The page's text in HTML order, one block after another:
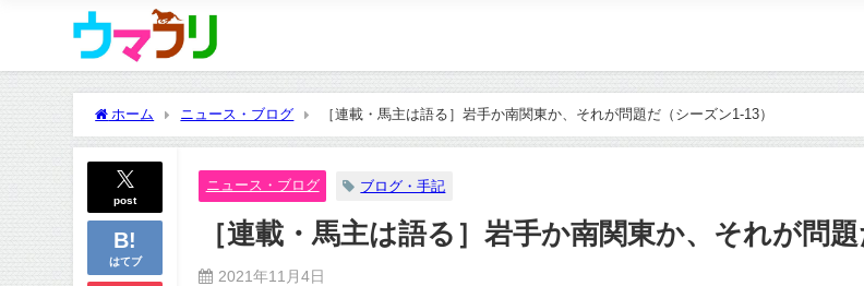
ホーム ニュース・ブログ ［連載・馬主は語る］岩手か南関東か、それが問題だ（シーズン1-13）
post
はてブ
ニュース・ブログ ブログ・手記
［連載・馬主は語る］岩手か南関東か、それが問題
2021年11月4日